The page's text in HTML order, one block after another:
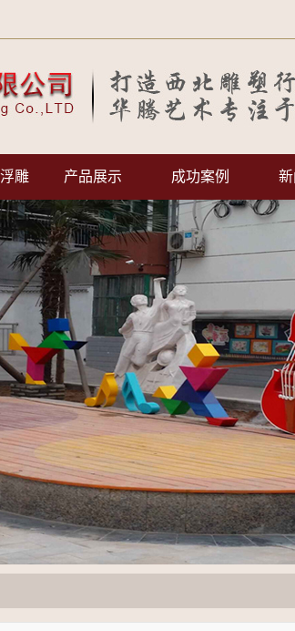
雕 产品展示 成功案例
工程案例
服务客户